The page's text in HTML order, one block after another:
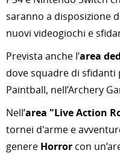
saranno a disposizione
nuovi videogiochi e
Prevista anche l’area
dove squadre di
Paintball, nell’Archery
Nell’area "Live Action
tornei d'arme e
genere Horror con